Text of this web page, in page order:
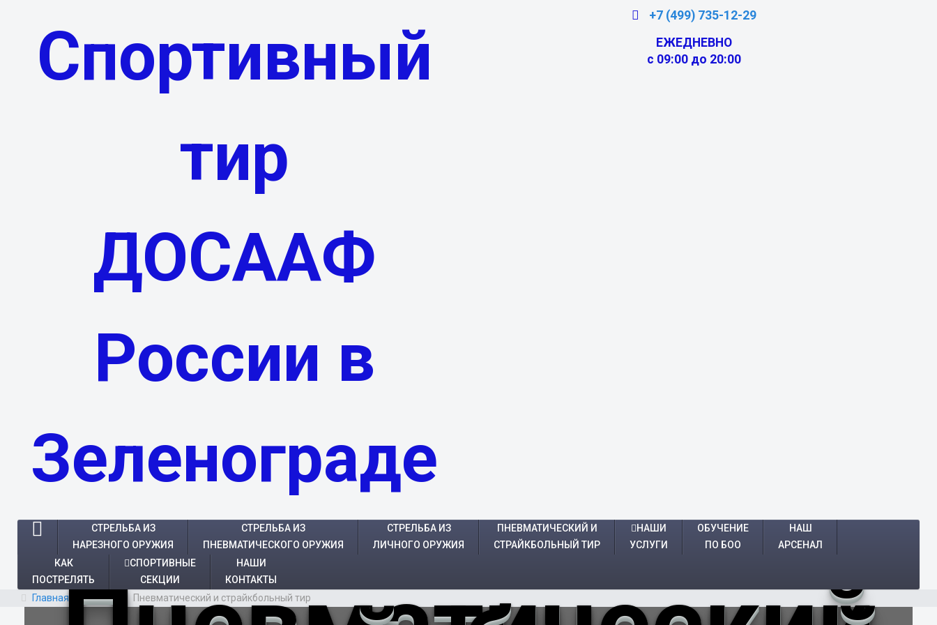
Спортивный
тир
ДОСААФ
России в
Зеленограде
+7 (499) 735-12-29
ЕЖЕДНЕВНО
с 09:00 до 20:00
СТРЕЛЬБА ИЗ
НАРЕЗНОГО ОРУЖИЯ
СТРЕЛЬБА ИЗ
ПНЕВМАТИЧЕСКОГО ОРУЖИЯ
СТРЕЛЬБА ИЗ
ЛИЧНОГО ОРУЖИЯ
ПНЕВМАТИЧЕСКИЙ И
СТРАЙКБОЛЬНЫЙ ТИР
НАШИ
УСЛУГИ
ОБУЧЕНИЕ
ПО БОО
НАШ
АРСЕНАЛ
КАК
ПОСТРЕЛЯТЬ
СПОРТИВНЫЕ
СЕКЦИИ
НАШИ
КОНТАКТЫ
Главная
Тир Пневматический и страйкбольный тир